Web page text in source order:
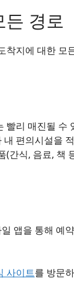
든 경로
착지에 대한 모
빨리 매진될 수
내 편의시설을
(간식, 음료, 책
앱을 통해 예
사이트를 방문